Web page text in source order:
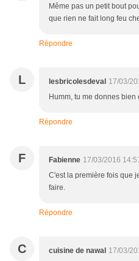
Même pas un petit bout
que rien ne fait long feu
Répondre
L lesbricolesdeval 17/03/
Humm, tu me donnes bien
Répondre
F Fabienne 17/03/2016
C'est la première fois que
faire.
Répondre
C cuisine de nawal 17/03/